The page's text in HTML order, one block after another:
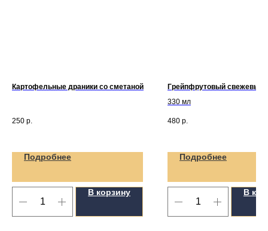
Картофельные драники со сметаной
250 р.
Подробнее
В корзину
Грейпфрутовый
330 мл
480 р.
Подробнее
В